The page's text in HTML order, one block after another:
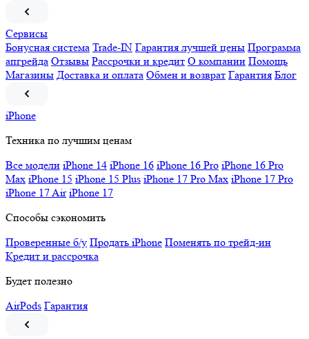
Сервисы
Бонусная система Trade-IN Гарантия лучшей цены Программа
апгрейда Отзывы Рассрочки и кредит О компании Помощь
Магазины Доставка и оплата Обмен и возврат Гарантия Блог
iPhone
Техника по лучшим ценам
Все модели iPhone 14 iPhone 16 iPhone 16 Pro iPhone 16 Pro
Max iPhone 15 iPhone 15 Plus iPhone 17 Pro Max iPhone 17 Pro
iPhone 17 Air iPhone 17
Способы сэкономить
Проверенные б/у Продать iPhone Поменять по трейд-ин
Кредит и рассрочка
Будет полезно
AirPods Гарантия